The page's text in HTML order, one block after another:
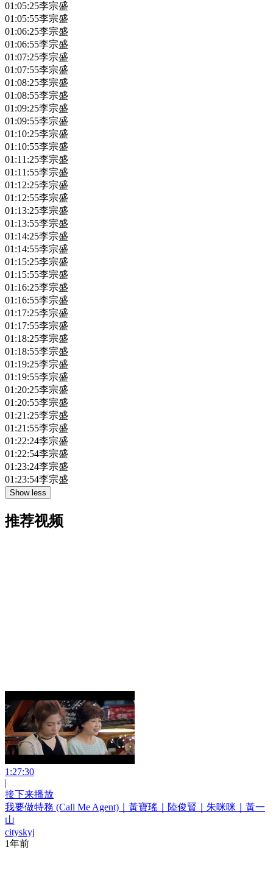
01:05:25李宗盛
01:05:55李宗盛
01:06:25李宗盛
01:06:55李宗盛
01:07:25李宗盛
01:07:55李宗盛
01:08:25李宗盛
01:08:55李宗盛
01:09:25李宗盛
01:09:55李宗盛
01:10:25李宗盛
01:10:55李宗盛
01:11:25李宗盛
01:11:55李宗盛
01:12:25李宗盛
01:12:55李宗盛
01:13:25李宗盛
01:13:55李宗盛
01:14:25李宗盛
01:14:55李宗盛
01:15:25李宗盛
01:15:55李宗盛
01:16:25李宗盛
01:16:55李宗盛
01:17:25李宗盛
01:17:55李宗盛
01:18:25李宗盛
01:18:55李宗盛
01:19:25李宗盛
01:19:55李宗盛
01:20:25李宗盛
01:20:55李宗盛
01:21:25李宗盛
01:21:55李宗盛
01:22:24李宗盛
01:22:54李宗盛
01:23:24李宗盛
01:23:54李宗盛
Show less
推荐视频
1:27:30
|
接下来播放
我要做特務 (Call Me Agent)｜黃寶瑤｜陸俊賢｜朱咪咪｜黃一
山
cityskyj
1年前